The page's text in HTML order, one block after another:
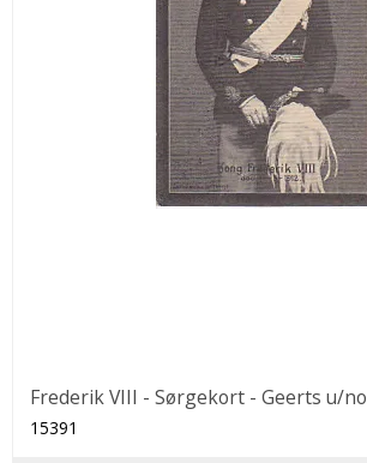
Frederik VIII - Sørgekort - Geerts u/no
15391